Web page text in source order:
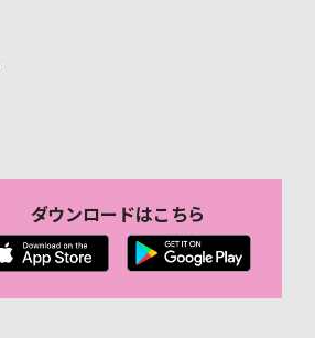
ダウンロードはこちら